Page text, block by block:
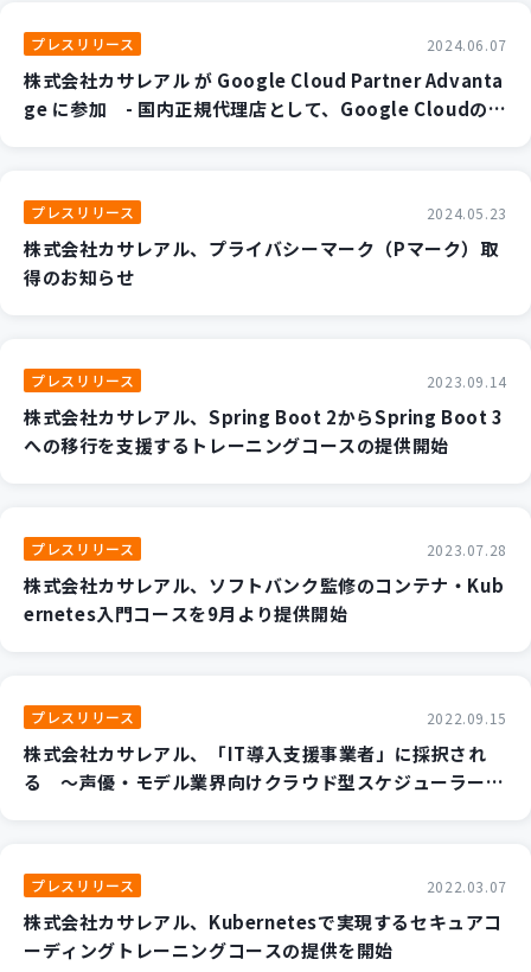
プレスリリース 2024.06.07
株式会社カサレアル が Google Cloud Partner Advanta
ge に参加 - 国内正規代理店として、Google Cloudの販
プレスリリース 2024.05.23
株式会社カサレアル、プライバシーマーク（Pマーク）取
得のお知らせ
プレスリリース 2023.09.14
株式会社カサレアル、Spring Boot 2からSpring Boot 3
への移行を支援するトレーニングコースの提供開始
プレスリリース 2023.07.28
株式会社カサレアル、ソフトバンク監修のコンテナ・Kub
ernetes入門コースを9月より提供開始
プレスリリース 2022.09.15
株式会社カサレアル、「IT導入支援事業者」に採択され
る ～声優・モデル業界向けクラウド型スケジューラー
プレスリリース 2022.03.07
株式会社カサレアル、Kubernetesで実現するセキュアコ
ーディングトレーニングコースの提供を開始